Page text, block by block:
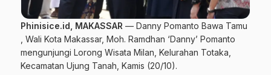
Phinisice.id, MAKASSAR — Danny Pomanto Bawa Tamu
, Wali Kota Makassar, Moh. Ramdhan ‘Danny’ Pomanto
mengunjungi Lorong Wisata Milan, Kelurahan Totaka,
Kecamatan Ujung Tanah, Kamis (20/10).